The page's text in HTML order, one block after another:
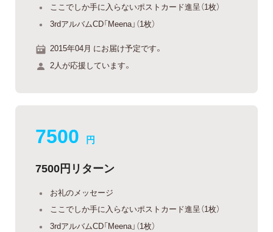
ここでしか手に入らないポストカード進呈（1枚）
3rdアルバムCD「Meena」（1枚）
2015年04月 にお届け予定です。
2人が応援しています。
7500 円
7500円リターン
お礼のメッセージ
ここでしか手に入らないポストカード進呈（1枚）
3rdアルバムCD「Meena」（1枚）